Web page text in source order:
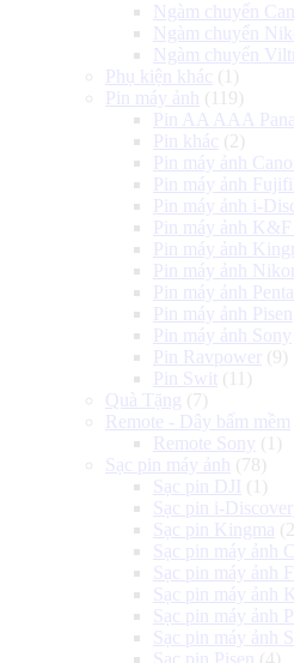
Ngàm chuyển
Ngàm chuyển
Ngàm chuyển
Phụ kiện khác (1)
Pin máy ảnh
(119)
Pin AA AAA
Pin khác (2)
Pin máy ảnh Canon
Pin máy ảnh
Pin máy ảnh i-
Pin máy ảnh K&F
Pin máy ảnh
Pin máy ảnh Nikon
Pin máy ảnh
Pin máy ảnh Pisen
Pin máy ảnh Sony
Pin Ravpower
(9)
Pin Swit (11)
Quà Tặng (7)
Remote - Dây bấm mềm
Remote Sony (1)
Sạc pin máy ảnh
(78)
Sạc pin DJI (1)
Sạc pin i-
Sạc pin Kingma
Sạc pin máy ảnh
Sạc pin máy ảnh
Sạc pin máy ảnh
Sạc pin máy ảnh
Sạc pin máy ảnh
Sạc pin Pisen
(4)